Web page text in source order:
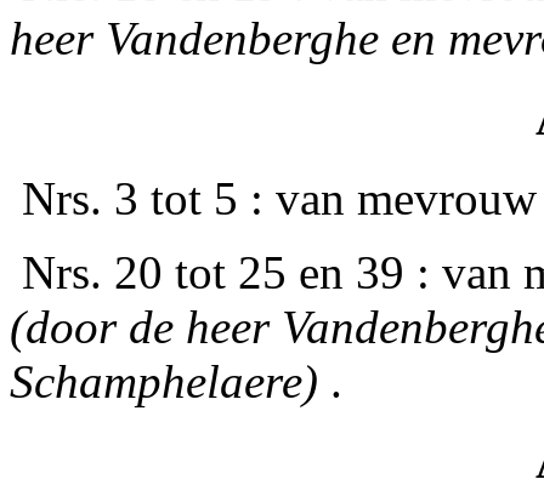
heer Vandenberghe en
Nrs. 3 tot 5 : van
Nrs. 20 tot 25 en 39 : van
(door de heer
Schamphelaere) .